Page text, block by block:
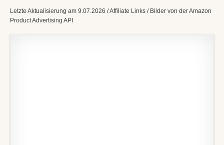
Letzte Aktualisierung am 9.07.2026 / Affiliate Links / Bilder von der Amazon
Product Advertising API